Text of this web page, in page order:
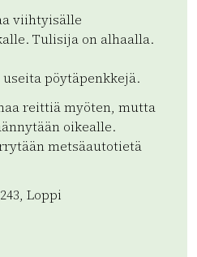
viihtyisälle
Tulisija on alhaalla.
pöytäpenkkejä.
reittiä myöten, mutta
oikealle.
metsäautotietä
Loppi